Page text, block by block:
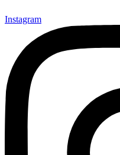
Instagram